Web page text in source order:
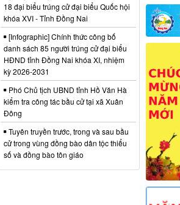
18 đại biểu trúng cử đại biểu Quốc hội
khóa XVI - Tỉnh Đồng Nai
[Infographic] Chính thức công bố
danh sách 85 người trúng cử đại biểu
HĐND tỉnh Đồng Nai khóa XI, nhiệm
kỳ 2026-2031
Phó Chủ tịch UBND tỉnh Hồ Văn Hà
kiểm tra công tác bầu cử tại xã Xuân
Đông
Tuyên truyền trước, trong và sau bầu
cử trong vùng đồng bào dân tộc thiểu
số và đồng bào tôn giáo